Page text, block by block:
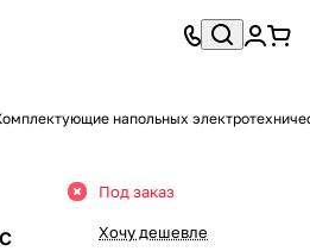
напольных
Под заказ
Хочу дешевле